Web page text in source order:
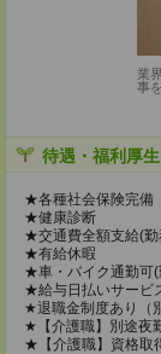
業
事
待遇・福利厚生
★各種社会保険完備
★健康診断
★交通費全額支給(
★有給休暇
★車・バイク通勤可
★給与日払いサービ
★退職金制度あり（
★【介護職】別途夜
★【介護職】資格取